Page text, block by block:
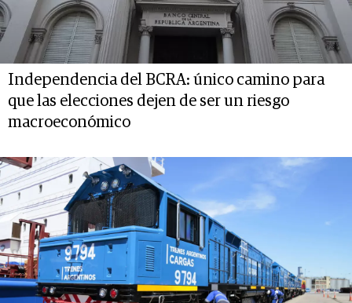
Independencia del BCRA: único camino para
que las elecciones dejen de ser un riesgo
macroeconómico